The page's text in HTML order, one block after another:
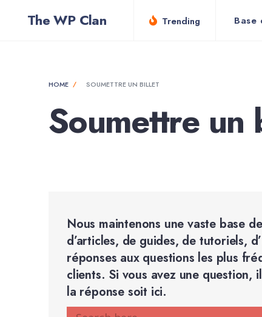
The WP Clan Trending Base
HOME SOUMETTRE UN BILLET
Soumettre un
Nous maintenons une vaste base
d’articles, de guides, de tutoriels,
réponses aux questions les plus
clients. Si vous avez une question,
la réponse soit ici.